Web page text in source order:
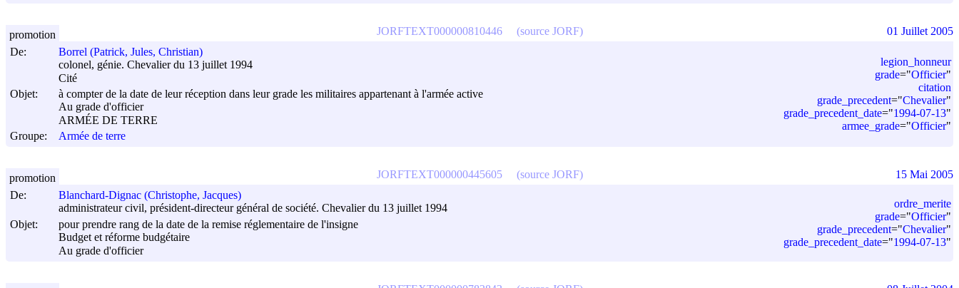
De:
Borrel (Patrick, Jules, Christian)
colonel, génie. Chevalier du 13 juillet 1994
Cité
Objet:
à compter de la date de leur réception dans leur grade les militaires appartenant à l'armée active
Au grade d'officier
ARMÉE DE TERRE
Groupe:
Armée de terre
legion_honneur
grade="Officier"
citation
grade_precedent="Chevalier"
grade_precedent_date="1994-07-13"
armee_grade="Officier"
JORFTEXT000000810446 (source JORF)
promotion 01 Juillet 2005
De:
Blanchard-Dignac (Christophe, Jacques)
administrateur civil, président-directeur général de société. Chevalier du 13 juillet 1994
Objet:
pour prendre rang de la date de la remise réglementaire de l'insigne
Budget et réforme budgétaire
Au grade d'officier
ordre_merite
grade="Officier"
grade_precedent="Chevalier"
grade_precedent_date="1994-07-13"
JORFTEXT000000445605 (source JORF)
promotion 15 Mai 2005